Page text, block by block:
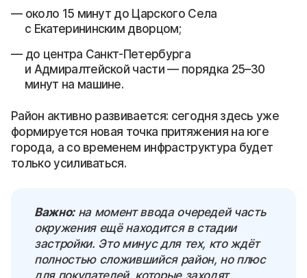
около 15 минут до Царского Села
с Екатерининским дворцом;
до центра Санкт-Петербурга
и Адмиралтейской части — порядка 25–30
минут на машине.
Район активно развивается: сегодня здесь уже
формируется новая точка притяжения на юге
города, а со временем инфраструктура будет
только усиливаться.
Важно:на момент ввода очередей часть
окружения ещё находится в стадии
застройки. Это минус для тех, кто ждёт
полностью сложившийся район, но плюс